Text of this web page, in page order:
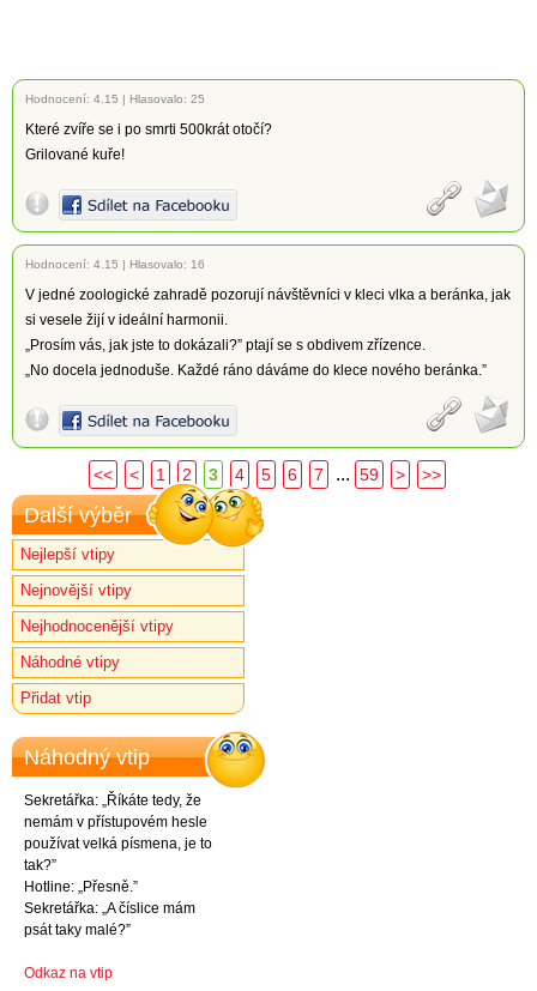
Hodnocení: 4.15 | Hlasovalo: 25
Které zvíře se i po smrti 500krát otočí?
Grilované kuře!
Hodnocení: 4.15 | Hlasovalo: 16
V jedné zoologické zahradě pozorují návštěvníci v kleci vlka a beránka, jak
si vesele žijí v ideální harmonii.
„Prosím vás, jak jste to dokázali?” ptají se s obdivem zřízence.
„No docela jednoduše. Každé ráno dáváme do klece nového beránka.”
<< < 1 2 3 4 5 6 7 ... 59 > >>
Další výběr
Nejlepší vtipy
Nejnovější vtipy
Nejhodnocenější vtipy
Náhodné vtipy
Přidat vtip
Náhodný vtip
Sekretářka: „Říkáte tedy, že
nemám v přístupovém hesle
používat velká písmena, je to
tak?”
Hotline: „Přesně.”
Sekretářka: „A číslice mám
psát taky malé?”
Odkaz na vtip